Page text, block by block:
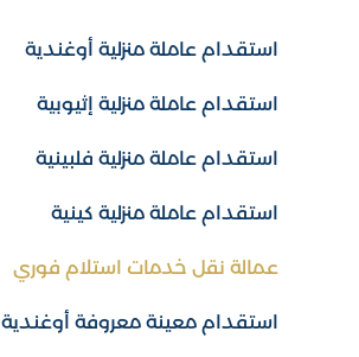
استقدام عاملة منزلية أوغندية
استقدام عاملة منزلية إثيوبية
استقدام عاملة منزلية فلبينية
استقدام عاملة منزلية كينية
عمالة نقل خدمات استلام فوري
استقدام معينة معروفة أوغندية